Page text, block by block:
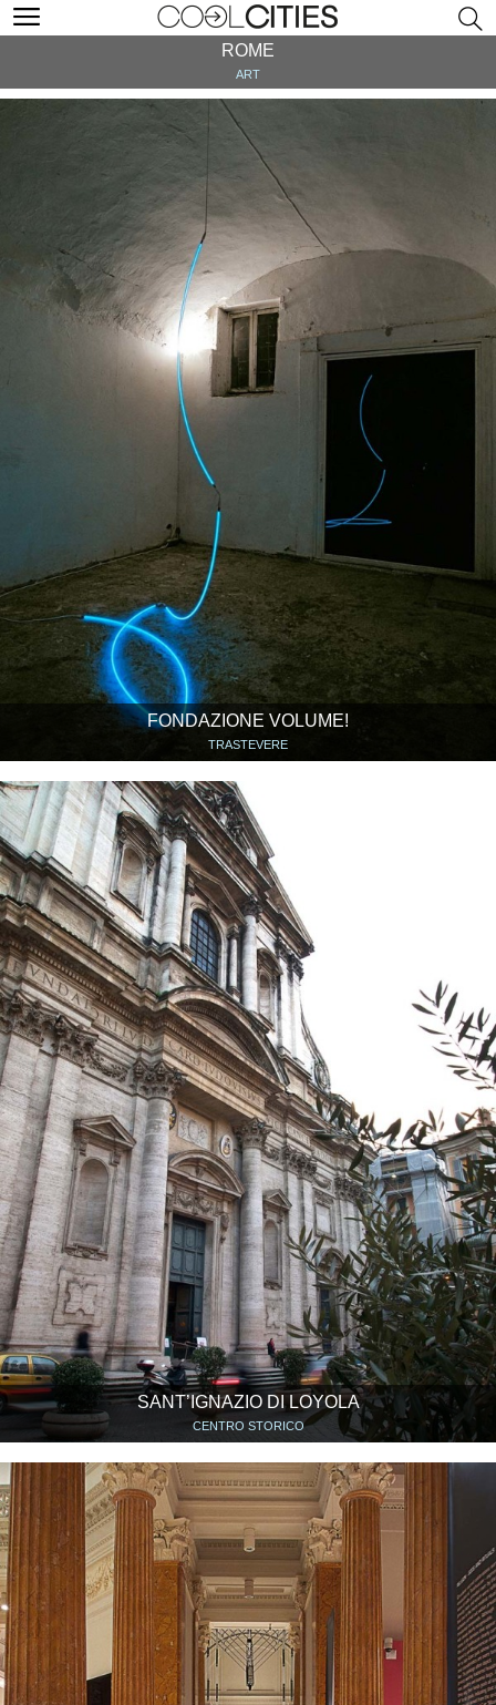
ROME
ART
FONDAZIONE VOLUME!
TRASTEVERE
SANT’IGNAZIO DI LOYOLA
CENTRO STORICO